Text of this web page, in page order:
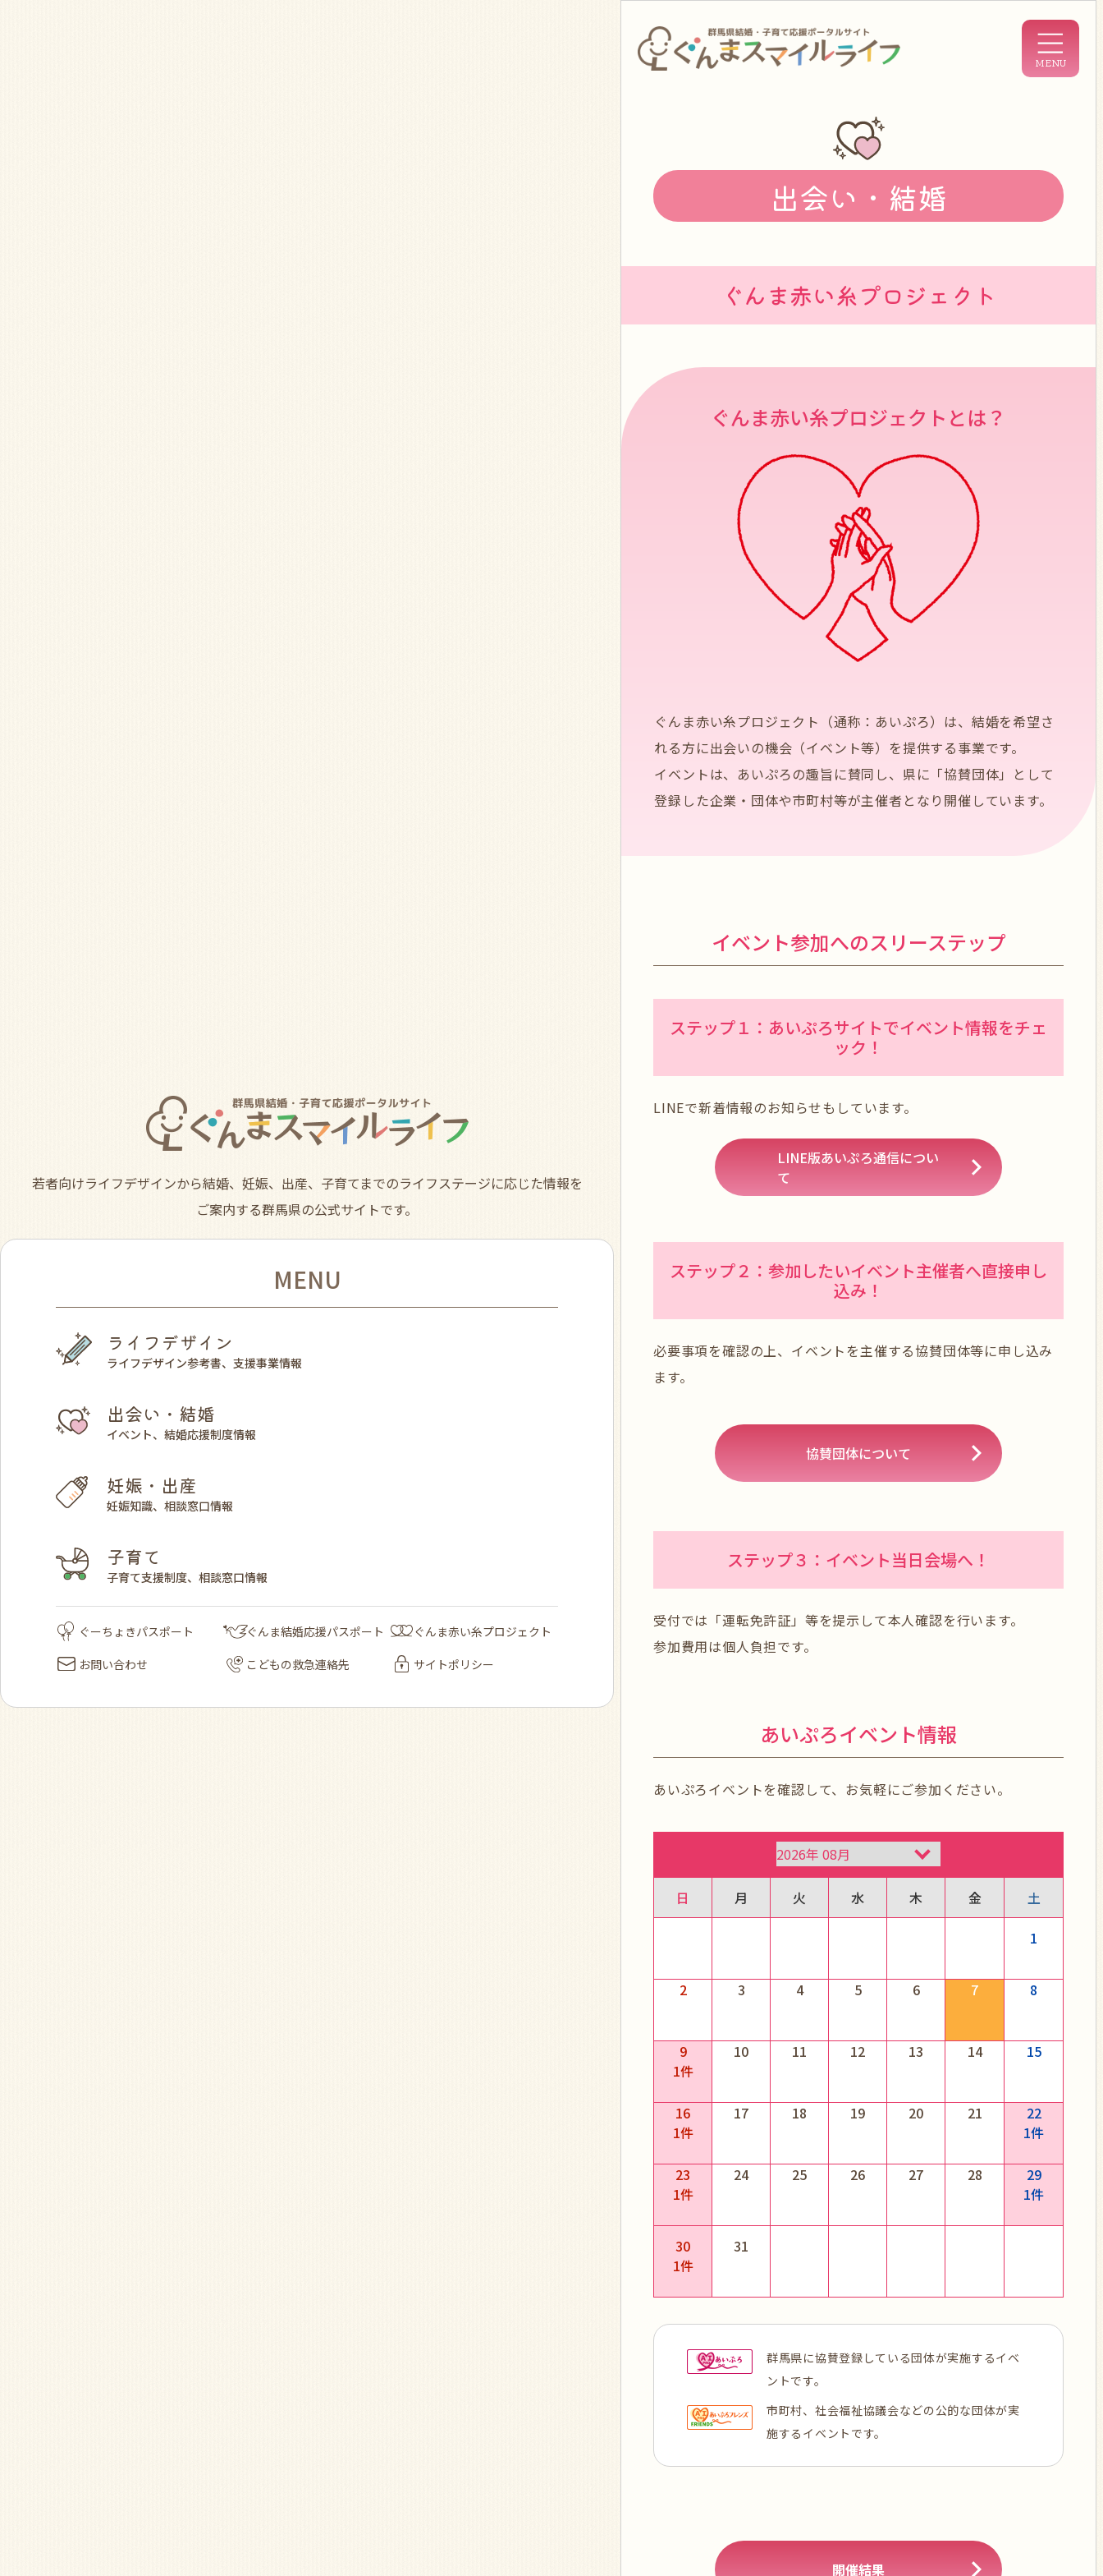
若者向けライフデザインから結婚、妊娠、出産、子育てまでのライフステージに応じた情報を
ご案内する群馬県の公式サイトです。
MENU
ライフデザイン
ライフデザイン参考書、支援事業情報
出会い・結婚
イベント、結婚応援制度情報
妊娠・出産
妊娠知識、相談窓口情報
子育て
子育て支援制度、相談窓口情報
ぐーちょきパスポート ぐんま結婚応援パスポート
ぐんま赤い糸プロジェクト
お問い合わせ
こどもの救急連絡先 サイトポリシー
出会い・結婚
ぐんま赤い糸プロジェクト
ぐんま赤い糸プロジェクトとは？
ぐんま赤い糸プロジェクト（通称：あいぷろ）は、結婚を希望さ
れる方に出会いの機会（イベント等）を提供する事業です。
イベントは、あいぷろの趣旨に賛同し、県に「協賛団体」として
登録した企業・団体や市町村等が主催者となり開催しています。
イベント参加へのスリーステップ
ステップ１：あいぷろサイトでイベント情報をチェ
ック！
LINEで新着情報のお知らせもしています。
LINE版あいぷろ通信につい
て
ステップ２：参加したいイベント主催者へ直接申し
込み！
必要事項を確認の上、イベントを主催する協賛団体等に申し込み
ます。
協賛団体について
ステップ３：イベント当日会場へ！
受付では「運転免許証」等を提示して本人確認を行います。
参加費用は個人負担です。
あいぷろイベント情報
あいぷろイベントを確認して、お気軽にご参加ください。
日 月 火 水 木 金 土
1
2 3 4 5 6 7 8
9
1件
10 11 12 13 14 15
16
1件
17 18 19 20 21
22
1件
23
1件
24 25 26 27 28
29
1件
30
1件
31
群馬県に協賛登録している団体が実施するイベ
ントです。
市町村、社会福祉協議会などの公的な団体が実
施するイベントです。
開催結果